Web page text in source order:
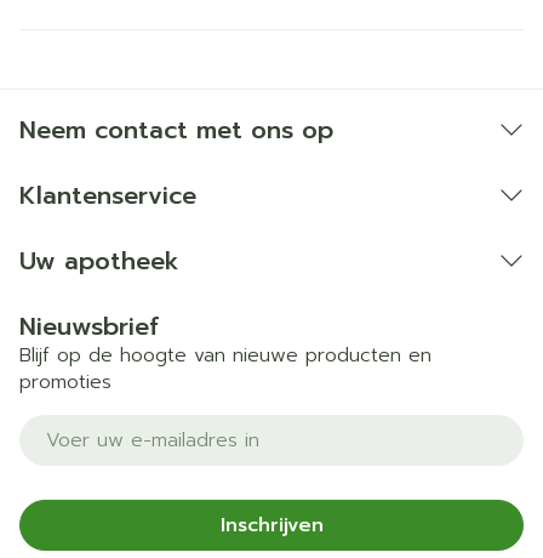
Neem contact met ons op
Klantenservice
Uw apotheek
Nieuwsbrief
Blijf op de hoogte van nieuwe producten en
promoties
E-mail adres
Inschrijven